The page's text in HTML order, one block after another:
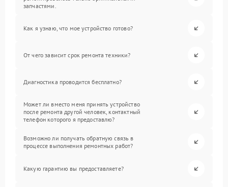
запчастями.
Как я узнаю, что мое устройство готово?
От чего зависит срок ремонта техники?
Диагностика проводится бесплатно?
Может ли вместо меня принять устройство
после ремонта другой человек, контактный
телефон которого я предоставлю?
Возможно ли получать обратную связь в
процессе выполнения ремонтных работ?
Какую гарантию вы предоставляете?